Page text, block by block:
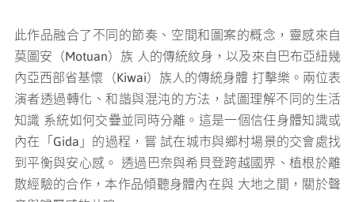
此作品融合了不同的節奏、空間和圖案的概念，靈感來⾃
莫圖安（Motuan）族 ⼈的傳統紋身，以及來⾃巴布亞紐幾
內亞西部省基懷（Kiwai）族⼈的傳統身體 打擊樂。兩位表
演者透過轉化、和諧與混沌的⽅法，試圖理解不同的⽣活
知識 系統如何交疊並同時分離。這是⼀個信任身體知識或
內在「Gida」的過程，嘗 試在城市與鄉村場景的交會處找
到平衡與安⼼感。 透過巴奈與希⾙登跨越國界、植根於離
散經驗的合作，本作品傾聽身體內在與 ⼤地之間，關於聲